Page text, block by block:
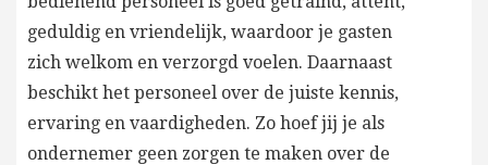
geduldig en vriendelijk, waardoor je gasten
zich welkom en verzorgd voelen. Daarnaast
beschikt het personeel over de juiste kennis,
ervaring en vaardigheden. Zo hoef jij je als
ondernemer geen zorgen te maken over de